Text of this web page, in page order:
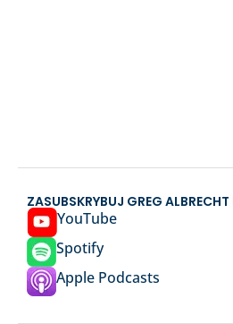
ZASUBSKRYBUJ GREG
YouTube
Spotify
Apple Podcasts